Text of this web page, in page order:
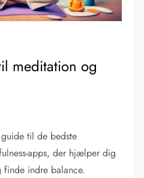
meditation og
til de bedste
apps, der hjælper dig
finde indre balance.